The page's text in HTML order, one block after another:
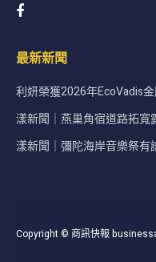
最新新聞
利妍榮獲2026年EcoVadis
漾新聞｜燕巢角宿道路拓
漾新聞｜彌陀海岸音樂祭
Copyright © 商訊快報